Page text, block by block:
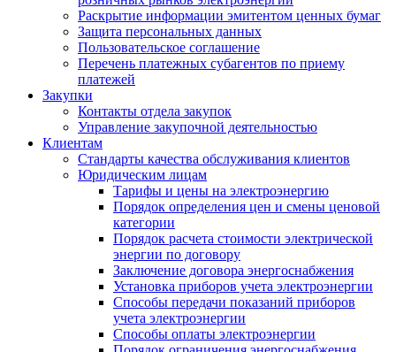
Раскрытие информации эмитентом ценных бумаг
Защита персональных данных
Пользовательское соглашение
Перечень платежных субагентов по приему
платежей
Закупки
Контакты отдела закупок
Управление закупочной деятельностью
Клиентам
Стандарты качества обслуживания клиентов
Юридическим лицам
Тарифы и цены на электроэнергию
Порядок определения цен и смены ценовой
категории
Порядок расчета стоимости электрической
энергии по договору
Заключение договора энергоснабжения
Установка приборов учета электроэнергии
Способы передачи показаний приборов
учета электроэнергии
Способы оплаты электроэнергии